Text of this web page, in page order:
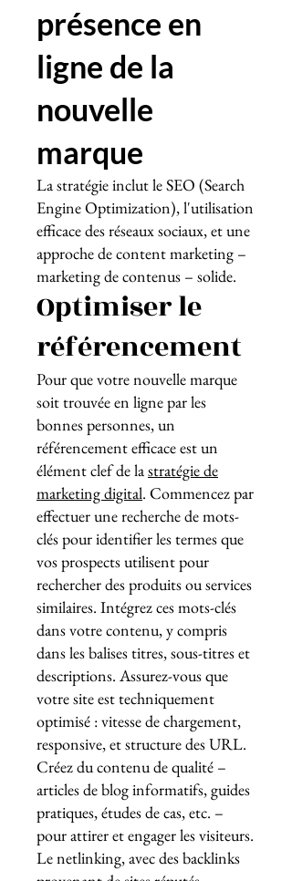
présence en
ligne de la
nouvelle
marque
La stratégie inclut le SEO (Search
Engine Optimization), l'utilisation
efficace des réseaux sociaux, et une
approche de content marketing –
marketing de contenus – solide.
Optimiser le
référencement
Pour que votre nouvelle marque
soit trouvée en ligne par les
bonnes personnes, un
référencement efficace est un
élément clef de lastratégie de
marketing digital. Commencez par
effectuer une recherche de mots-
clés pour identifier les termes que
vos prospects utilisent pour
rechercher des produits ou services
similaires. Intégrez ces mots-clés
dans votre contenu, y compris
dans les balises titres, sous-titres et
descriptions. Assurez-vous que
votre site est techniquement
optimisé : vitesse de chargement,
responsive, et structure des URL.
Créez du contenu de qualité –
articles de blog informatifs, guides
pratiques, études de cas, etc. –
pour attirer et engager les visiteurs.
Le netlinking, avec des backlinks